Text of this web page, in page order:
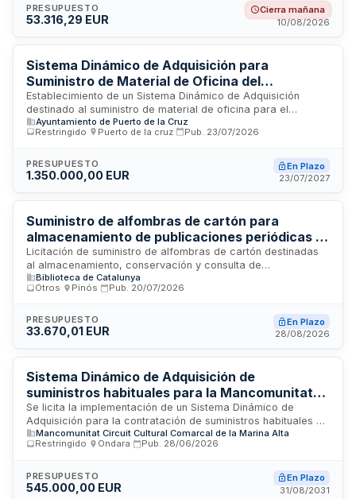
prescripciones técnicas particulares. El adjudicatario
asumirá los gastos de entrega y transporte de los bienes,
con un plazo máximo de setenta y dos horas desde la
solicitud.
PRESUPUESTO
53.316,29 EUR
Cierra mañana
10/08/2026
Sistema Dinámico de Adquisición para
Suministro de Material de Oficina del
Ayuntamiento de Puerto de la Cruz
Establecimiento de un Sistema Dinámico de Adquisición
destinado al suministro de material de oficina para el
Ayuntamiento de Puerto de la Cruz. Este procedimiento de
contratación pública permite la provisión ágil y eficiente de
necesarios para el funcionamiento administrativo de los
servicios municipales. El organismo contratante es la
Patrimonio y Gestión de Personal, gestionado desde Puerto
de la Cruz, Tenerife. La estructura dinámica permite
incorporar proveedores y realizar adquisiciones de forma
continua según las necesidades operativas del consistorio.
Ayuntamiento de Puerto de la Cruz
Restringido
Puerto de la cruz Pub. 23/07/2026
PRESUPUESTO
1.350.000,00 EUR
En Plazo
23/07/2027
Suministro de alfombras de cartón para
almacenamiento de publicaciones periódicas -
Biblioteca de Catalunya
Licitación de suministro de alfombras de cartón destinadas
al almacenamiento, conservación y consulta de
publicaciones periódicas recibidas en la Biblioteca de
Catalunya. Las alfombras también se utilizarán puntualmente
diferentes unidades de la institución. El contrato abarca el
suministro de estos materiales fungibles de conservación
organización de las colecciones hemerográficas y
documentales de la biblioteca ubicada en Barcelona.
Biblioteca de Catalunya
Otros
Pinós Pub. 20/07/2026
PRESUPUESTO
33.670,01 EUR
En Plazo
28/08/2026
Sistema Dinámico de Adquisición de
suministros habituales para la Mancomunitat
Comarcal Marina Alta
Se licita la implementación de un Sistema Dinámico de
Adquisición para la contratación de suministros habituales de
la Mancomunitat Comarcal Marina Alta, entidad
supramunicipal con sede en Ondara. El sistema abarca diez
material de oficina, equipos informáticos, equipos de sonido,
material deportivo, mobiliario, electrodomésticos y alquiler
Mancomunitat Circuit Cultural Comarcal de la Marina Alta
Restringido
Ondara Pub. 28/06/2026
PRESUPUESTO
545.000,00 EUR
En Plazo
31/08/2031